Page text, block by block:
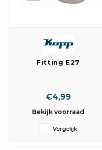
Fitting E27
€4,99
Bekijk voorraad
Vergelijk